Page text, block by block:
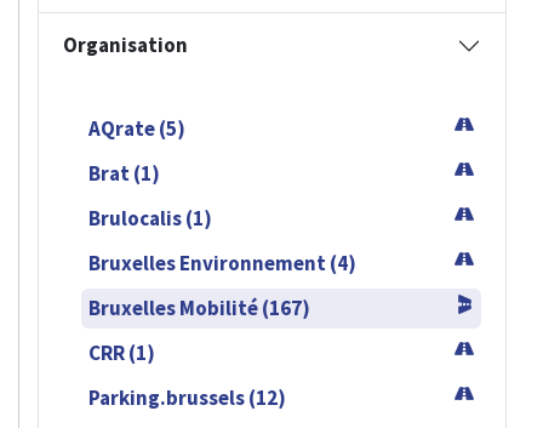
Organisation
AQrate (5)
Brat (1)
Brulocalis (1)
Bruxelles Environnement (4)
Bruxelles Mobilité (167)
CRR (1)
Parking.brussels (12)